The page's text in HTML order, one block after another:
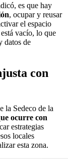
es que hay
, ocupar y reusar
el espacio
vacío, lo que
datos de
con
la Sedeco de la
ocurre con
estrategias
locales
esta zona.